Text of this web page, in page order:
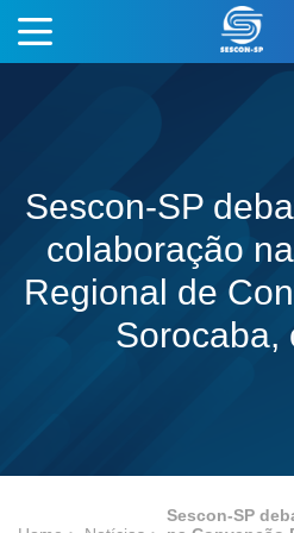
Sescon-SP
colaboração
Regional de
Sorocaba,
Sescon-SP